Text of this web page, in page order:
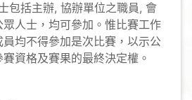
包括主辦, 協辦單位之職員, 會
人士，均可參加。惟比賽工作
均不得參加是次比賽，以示公
資格及賽果的最終決定權。